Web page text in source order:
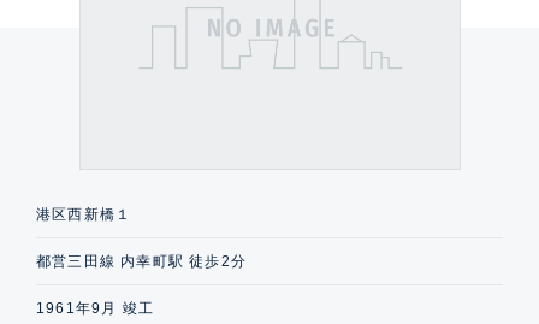
港区西新橋１
都営三田線 内幸町駅 徒歩2分
1961年9月 竣工